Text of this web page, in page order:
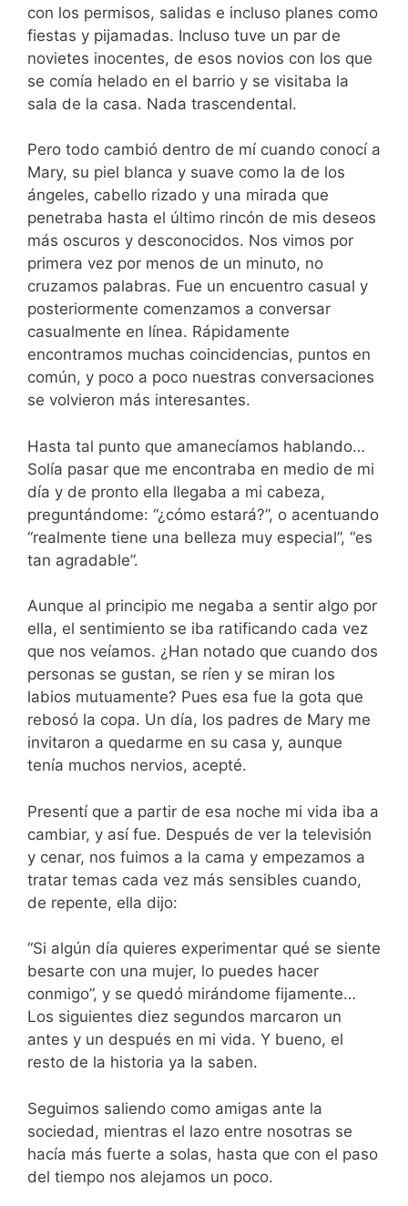
con los permisos, salidas e incluso planes como
fiestas y pijamadas. Incluso tuve un par de
novietes inocentes, de esos novios con los que
se comía helado en el barrio y se visitaba la
sala de la casa. Nada trascendental.
Pero todo cambió dentro de mí cuando conocí a
Mary, su piel blanca y suave como la de los
ángeles, cabello rizado y una mirada que
penetraba hasta el último rincón de mis deseos
más oscuros y desconocidos. Nos vimos por
primera vez por menos de un minuto, no
cruzamos palabras. Fue un encuentro casual y
posteriormente comenzamos a conversar
casualmente en línea. Rápidamente
encontramos muchas coincidencias, puntos en
común, y poco a poco nuestras conversaciones
se volvieron más interesantes.
Hasta tal punto que amanecíamos hablando…
Solía pasar que me encontraba en medio de mi
día y de pronto ella llegaba a mi cabeza,
preguntándome: “¿cómo estará?”, o acentuando
“realmente tiene una belleza muy especial”, “es
tan agradable”.
Aunque al principio me negaba a sentir algo por
ella, el sentimiento se iba ratificando cada vez
que nos veíamos. ¿Han notado que cuando dos
personas se gustan, se ríen y se miran los
labios mutuamente? Pues esa fue la gota que
rebosó la copa. Un día, los padres de Mary me
invitaron a quedarme en su casa y, aunque
tenía muchos nervios, acepté.
Presentí que a partir de esa noche mi vida iba a
cambiar, y así fue. Después de ver la televisión
y cenar, nos fuimos a la cama y empezamos a
tratar temas cada vez más sensibles cuando,
de repente, ella dijo:
“Si algún día quieres experimentar qué se siente
besarte con una mujer, lo puedes hacer
conmigo”, y se quedó mirándome fijamente…
Los siguientes diez segundos marcaron un
antes y un después en mi vida. Y bueno, el
resto de la historia ya la saben.
Seguimos saliendo como amigas ante la
sociedad, mientras el lazo entre nosotras se
hacía más fuerte a solas, hasta que con el paso
del tiempo nos alejamos un poco.